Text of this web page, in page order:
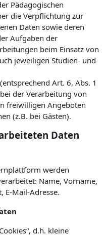
Pädagogischen
die Verpflichtung zur
Daten sowie deren
Aufgaben der
beim Einsatz von
jeweiligen Studien- und
Art. 6, Abs. 1
der Verarbeitung von
freiwilligen Angeboten
(z.B. bei Gästen).
Daten
werden
Name, Vorname,
E-Mail-Adresse.
d.h. kleine